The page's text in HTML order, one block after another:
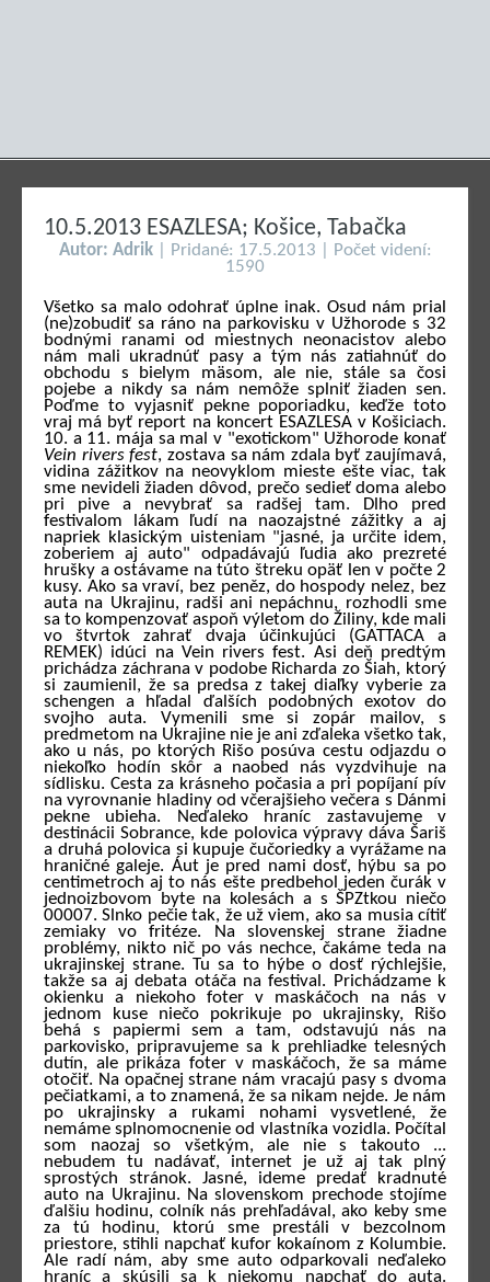
10.5.2013 ESAZLESA; Košice, Tabačka
Autor: Adrik| Pridané: 17.5.2013 | Počet videní:
1590
Všetko sa malo odohrať úplne inak. Osud nám prial
(ne)zobudiť sa ráno na parkovisku v Užhorode s 32
bodnými ranami od miestnych neonacistov alebo
nám mali ukradnúť pasy a tým nás zatiahnúť do
obchodu s bielym mäsom, ale nie, stále sa čosi
pojebe a nikdy sa nám nemôže splniť žiaden sen.
Poďme to vyjasniť pekne poporiadku, keďže toto
vraj má byť report na koncert ESAZLESA v Košiciach.
10. a 11. mája sa mal v "exotickom" Užhorode konať
Vein rivers fest, zostava sa nám zdala byť zaujímavá,
vidina zážitkov na neovyklom mieste ešte viac, tak
sme nevideli žiaden dôvod, prečo sedieť doma alebo
pri pive a nevybrať sa radšej tam. Dlho pred
festivalom lákam ľudí na naozajstné zážitky a aj
napriek klasickým uisteniam "jasné, ja určite idem,
zoberiem aj auto" odpadávajú ľudia ako prezreté
hrušky a ostávame na túto štreku opäť len v počte 2
kusy. Ako sa vraví, bez peněz, do hospody nelez, bez
auta na Ukrajinu, radši ani nepáchnu, rozhodli sme
sa to kompenzovať aspoň výletom do Žiliny, kde mali
vo štvrtok zahrať dvaja účinkujúci (GATTACA a
REMEK) idúci na Vein rivers fest. Asi deň predtým
prichádza záchrana v podobe Richarda zo Šiah, ktorý
si zaumienil, že sa predsa z takej diaľky vyberie za
schengen a hľadal ďalších podobných exotov do
svojho auta. Vymenili sme si zopár mailov, s
predmetom na Ukrajine nie je ani zďaleka všetko tak,
ako u nás, po ktorých Rišo posúva cestu odjazdu o
niekoľko hodín skôr a naobed nás vyzdvihuje na
sídlisku. Cesta za krásneho počasia a pri popíjaní pív
na vyrovnanie hladiny od včerajšieho večera s Dánmi
pekne ubieha. Neďaleko hraníc zastavujeme v
destinácii Sobrance, kde polovica výpravy dáva Šariš
a druhá polovica si kupuje čučoriedky a vyrážame na
hraničné galeje. Áut je pred nami dosť, hýbu sa po
centimetroch aj to nás ešte predbehol jeden čurák v
jednoizbovom byte na kolesách a s ŠPZtkou niečo
00007. Slnko pečie tak, že už viem, ako sa musia cítiť
zemiaky vo fritéze. Na slovenskej strane žiadne
problémy, nikto nič po vás nechce, čakáme teda na
ukrajinskej strane. Tu sa to hýbe o dosť rýchlejšie,
takže sa aj debata otáča na festival. Prichádzame k
okienku a niekoho foter v maskáčoch na nás v
jednom kuse niečo pokrikuje po ukrajinsky, Rišo
behá s papiermi sem a tam, odstavujú nás na
parkovisko, pripravujeme sa k prehliadke telesných
dutín, ale prikáza foter v maskáčoch, že sa máme
otočiť. Na opačnej strane nám vracajú pasy s dvoma
pečiatkami, a to znamená, že sa nikam nejde. Je nám
po ukrajinsky a rukami nohami vysvetlené, že
nemáme splnomocnenie od vlastníka vozidla. Počítal
som naozaj so všetkým, ale nie s takouto ...
nebudem tu nadávať, internet je už aj tak plný
sprostých stránok. Jasné, ideme predať kradnuté
auto na Ukrajinu. Na slovenskom prechode stojíme
ďalšiu hodinu, colník nás prehľadával, ako keby sme
za tú hodinu, ktorú sme prestáli v bezcolnom
priestore, stihli napchať kufor kokaínom z Kolumbie.
Ale radí nám, aby sme auto odparkovali neďaleko
hraníc a skúsili sa k niekomu napchať do auta.